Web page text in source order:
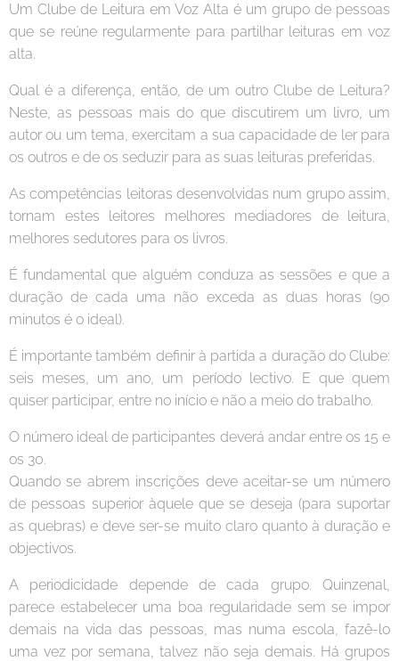
Um Clube de Leitura em Voz Alta é um grupo de pessoas
que se reúne regularmente para partilhar leituras em voz
alta.
Qual é a diferença, então, de um outro Clube de Leitura?
Neste, as pessoas mais do que discutirem um livro, um
autor ou um tema, exercitam a sua capacidade de ler para
os outros e de os seduzir para as suas leituras preferidas.
As competências leitoras desenvolvidas num grupo assim,
tornam estes leitores melhores mediadores de leitura,
melhores sedutores para os livros.
É fundamental que alguém conduza as sessões e que a
duração de cada uma não exceda as duas horas (90
minutos é o ideal).
É importante também definir à partida a duração do Clube:
seis meses, um ano, um período lectivo. E que quem
quiser participar, entre no início e não a meio do trabalho.
O número ideal de participantes deverá andar entre os 15 e
os 30.
Quando se abrem inscrições deve aceitar-se um número
de pessoas superior àquele que se deseja (para suportar
as quebras) e deve ser-se muito claro quanto à duração e
objectivos.
A periodicidade depende de cada grupo. Quinzenal,
parece estabelecer uma boa regularidade sem se impor
demais na vida das pessoas, mas numa escola, fazê-lo
uma vez por semana, talvez não seja demais. Há grupos